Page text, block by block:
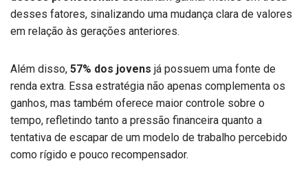
desses fatores, sinalizando uma mudança clara de valores
em relação às gerações anteriores.
Além disso, 57% dos jovens já possuem uma fonte de
renda extra. Essa estratégia não apenas complementa os
ganhos, mas também oferece maior controle sobre o
tempo, refletindo tanto a pressão financeira quanto a
tentativa de escapar de um modelo de trabalho percebido
como rígido e pouco recompensador.